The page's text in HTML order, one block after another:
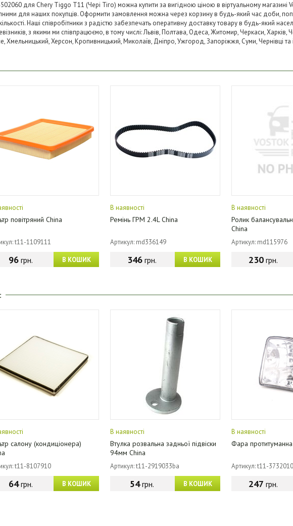
для Chery Tiggo T11 (Чері Тіго) можна купити за вигідною ціною в віртуальному магазині
для наших покупців. Оформити замовлення можна через корзину в будь-який час доби,
Наші співробітники з радістю забезпечать оперативну доставку товару в будь-який
з якими ми співпрацюємо, в тому числі: Львів, Полтава, Одеса, Житомир, Черкаси, Харків,
Хмельницький, Херсон, Кропивницький, Миколаїв, Дніпро, Ужгород, Запоріжжя, Суми, Чернівці та
повітряний China
t11-1109111
В КОШИК
96грн.
В наявності
Ремінь ГРМ 2.4L China
Артикул: md336149
В КОШИК
346грн.
В наявності
Ролик
China
Артикул: md115976
230грн.
салону (кондиціонера)
t11-8107910
В КОШИК
64грн.
В наявності
Втулка розвальна задньої підвіски
94мм China
Артикул: t11-2919033ba
В КОШИК
54грн.
В наявності
Фара протитуманна
Артикул: t11-3732010
247 грн.